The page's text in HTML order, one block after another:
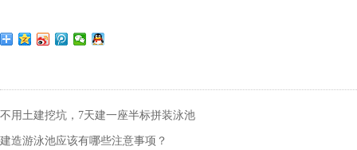
不用土建挖坑，7天建一座半标拼装泳池
建造游泳池应该有哪些注意事项？